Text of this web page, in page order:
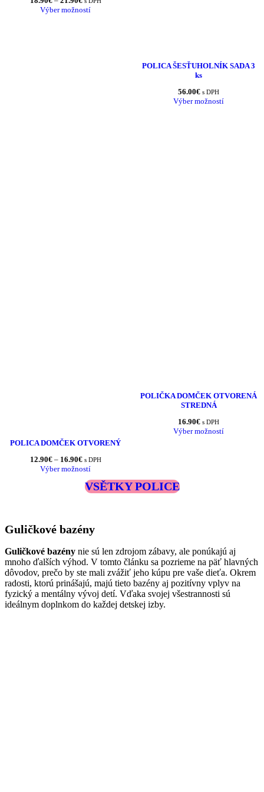
range:
Výber možností
POLICA ŠESŤUHOLNÍK SADA 3
ks
56.00€ s DPH
Výber možností
POLICA DOMČEK OTVORENÝ
12.90€ – 16.90€Price
range:
12.90€
through
s DPH
Výber možností
POLIČKA DOMČEK OTVORENÁ
STREDNÁ
16.90€ s DPH
Výber možností
VSĚTKY POLICE
Guličkové bazény
Guličkové bazény nie sú len zdrojom zábavy, ale ponúkajú aj
mnoho ďalších výhod. V tomto článku sa pozrieme na päť hlavných
dôvodov, prečo by ste mali zvážiť jeho kúpu pre vaše dieťa. Okrem
radosti, ktorú prinášajú, majú tieto bazény aj pozitívny vplyv na
fyzický a mentálny vývoj detí. Vďaka svojej všestrannosti sú
ideálnym doplnkom do každej detskej izby.